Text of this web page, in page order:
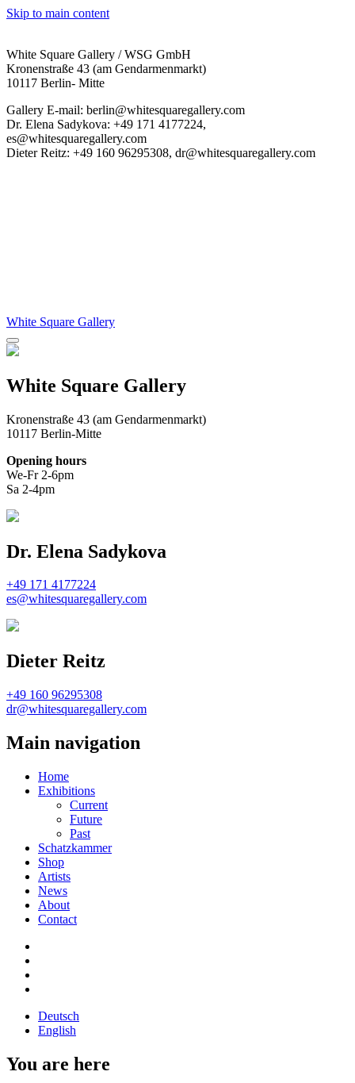
Skip to main content
White Square Gallery / WSG GmbH
Kronenstraße 43 (am Gendarmenmarkt)
10117 Berlin- Mitte
Gallery E-mail: berlin@whitesquaregallery.com
Dr. Elena Sadykova: +49 171 4177224,
es@whitesquaregallery.com
Dieter Reitz: +49 160 96295308, dr@whitesquaregallery.com
White Square Gallery
White Square Gallery
Kronenstraße 43 (am Gendarmenmarkt)
10117 Berlin-Mitte
Opening hours
We-Fr 2-6pm
Sa 2-4pm
Dr. Elena Sadykova
+49 171 4177224
es@whitesquaregallery.com
Dieter Reitz
+49 160 96295308
dr@whitesquaregallery.com
Main navigation
Home
Exhibitions
Current
Future
Past
Schatzkammer
Shop
Artists
News
About
Contact
Deutsch
English
You are here